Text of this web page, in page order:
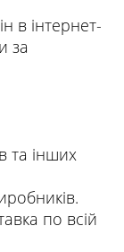
в інтернет-
за
та інших
по всій